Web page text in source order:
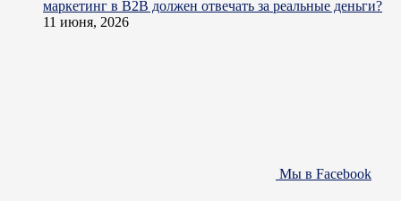
маркетинг в B2B должен отвечать за реальные деньги?
11 июня, 2026
Мы в Facebook